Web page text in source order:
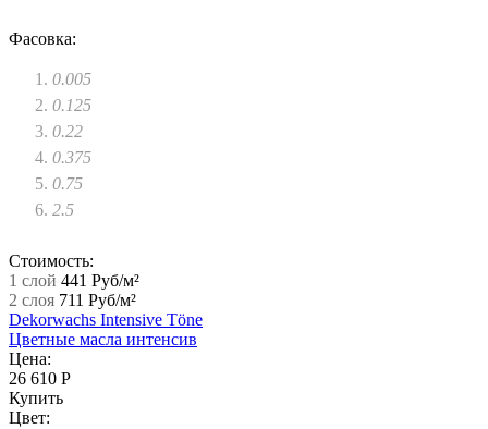
Фасовка:
0.005
0.125
0.22
0.375
0.75
2.5
Стоимость:
1 слой 441 Руб/м²
2 слоя 711 Руб/м²
Dekorwachs Intensive Töne
Цветные масла интенсив
Цена:
26 610 Р
Купить
Цвет: